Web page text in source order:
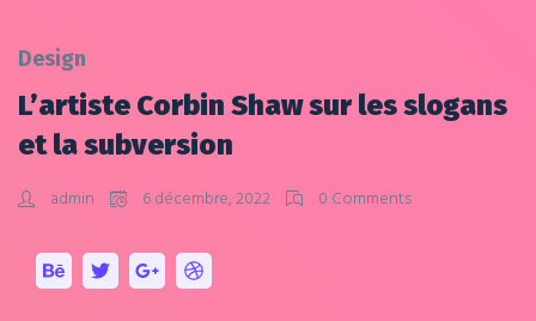
Design
L’artiste Corbin Shaw sur les slogans
et la subversion
admin 6 décembre, 2022 0 Comments